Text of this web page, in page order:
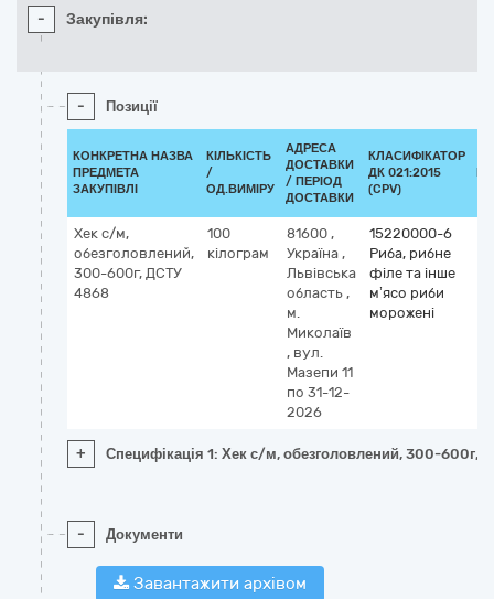
- Закупівля:
- Позиції
КОНКРЕТНА НАЗВА
ПРЕДМЕТА
ЗАКУПІВЛІ
КІЛЬКІСТЬ
/
ОД.ВИМІРУ
АДРЕСА
ДОСТАВКИ
/ ПЕРІОД
ДОСТАВКИ
КЛАСИФІКАТОР
ДК 021:2015
(CPV)
Хек с/м,
обезголовлений,
300-600г, ДСТУ
4868
100
кілограм
81600 ,
Україна ,
Львівська
область ,
м.
Миколаїв
, вул.
Мазепи 11
по 31-12-
2026
15220000-6
Риба, рибне
філе та інше
м’ясо риби
морожені
+ Специфікація 1: Хек с/м, обезголовлений, 300-600г,
- Документи
Завантажити архівом